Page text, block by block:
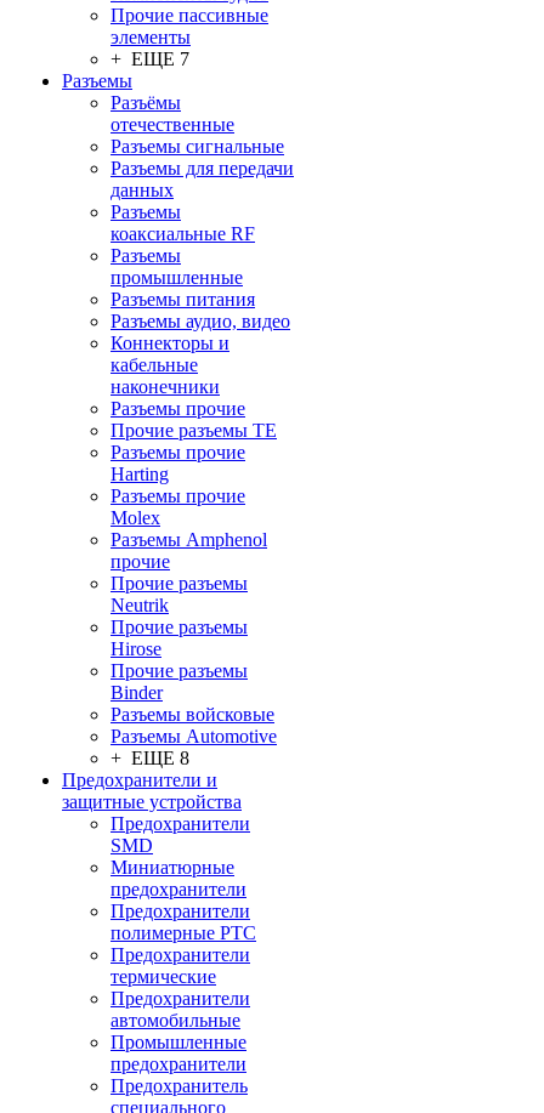
Прочие пассивные
элементы
+ ЕЩЕ 7
Разъeмы
Разъёмы
отечественные
Разъeмы сигнальные
Разъeмы для передачи
данных
Разъeмы
коаксиальные RF
Разъeмы
промышленные
Разъeмы питания
Разъeмы аудио, видео
Коннекторы и
кабельные
наконечники
Разъeмы прочие
Прочие разъемы TE
Разъемы прочие
Harting
Разъемы прочие
Molex
Разъемы Amphenol
прочие
Прочие разъемы
Neutrik
Прочие разъемы
Hirose
Прочие разъемы
Binder
Разъемы войсковые
Разъeмы Automotive
+ ЕЩЕ 8
Предохранители и
защитные устройства
Предохранители
SMD
Миниатюрные
предохранители
Предохранители
полимерные PTC
Предохранители
термические
Предохранители
автомобильные
Промышленные
предохранители
Предохранитель
специального